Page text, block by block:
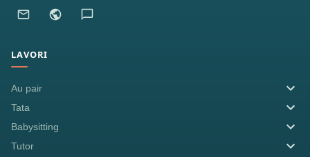
LAVORI
Au pair
Tata
Babysitting
Tutor